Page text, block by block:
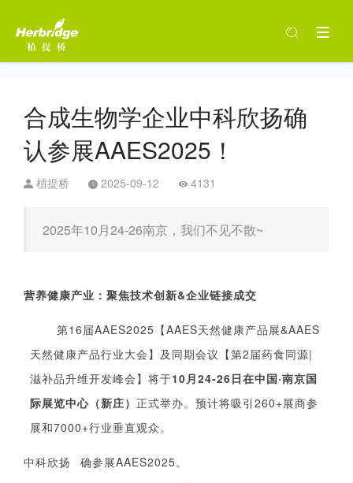
合成生物学企业中科欣扬确
认参展AAES2025！
植提桥 2025-09-12 4131
2025年10月24-26南京，我们不见不散~
营养健康产业：聚焦技术创新&企业链接成交
第16届AAES2025 【AAES天然健康产品展&AAES
天然健康产品行业大会】 及同期会议 【第2届药食同源|
滋补品升维开发峰会】 将于10月24-26日在中国·南京国
际展览中心（新庄） 正式举办。 预计将吸引260+展商参
展和7000+行业垂直观众。
中科欣扬 确参展AAES2025。